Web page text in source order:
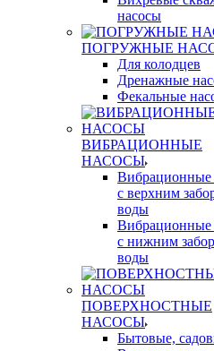
насосы
ПОГРУЖНЫЕ
Для колодцев
Дренажные
Фекальные
ВИБРАЦИОННЫЕ
НАСОСЫ
Вибрационные
с верхним
воды
Вибрационные
с нижним
воды
ПОВЕРХНОСТНЫЕ
НАСОСЫ
Бытовые,